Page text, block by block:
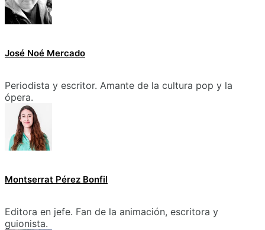
José Noé Mercado
Periodista y escritor. Amante de la cultura pop y la
ópera.
Montserrat Pérez Bonfil
Editora en jefe. Fan de la animación, escritora y
guionista.